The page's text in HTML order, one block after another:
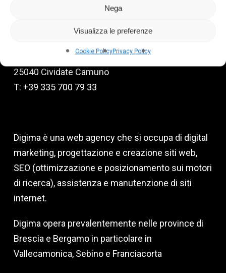
Nega
Visualizza le preferenze
Cookie PolicyPrivacy Policy
P.Iva 03026150981
Via degli Emigranti, 9
25040 Cividate Camuno
T: +39 335 700 79 33
Digima è una web agency che si occupa di digital
marketing, progettazione e creazione siti web,
SEO (ottimizzazione e posizionamento sui motori
di ricerca), assistenza e manutenzione di siti
internet.
Digima opera prevalentemente nelle province di
Brescia e Bergamo in particolare in
Vallecamonica, Sebino e Franciacorta